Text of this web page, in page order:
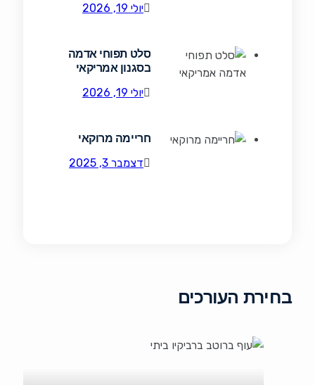
יולי 19, 2026
סלט תפוחי אדמה
בסגנון אמריקאי
יולי 19, 2026
חריימה מרוקאי
דצמבר 3, 2025
בחירת העורכים